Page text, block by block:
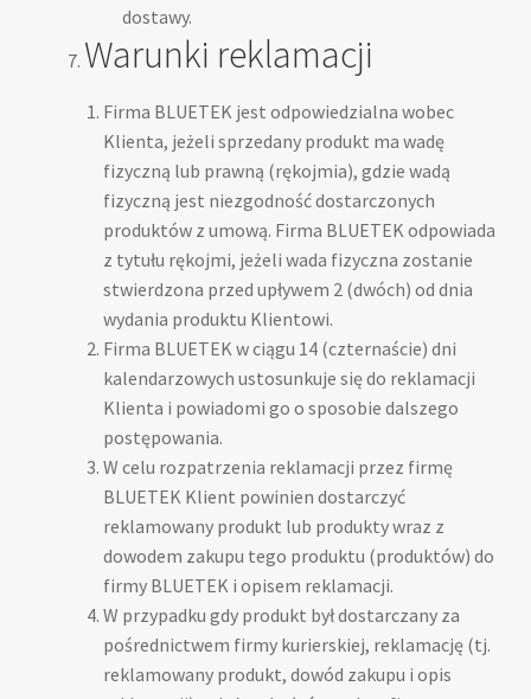
dostawy.
Warunki reklamacji
Firma BLUETEK jest odpowiedzialna wobec
Klienta, jeżeli sprzedany produkt ma wadę
fizyczną lub prawną (rękojmia), gdzie wadą
fizyczną jest niezgodność dostarczonych
produktów z umową. Firma BLUETEK odpowiada
z tytułu rękojmi, jeżeli wada fizyczna zostanie
stwierdzona przed upływem 2 (dwóch) od dnia
wydania produktu Klientowi.
Firma BLUETEK w ciągu 14 (czternaście) dni
kalendarzowych ustosunkuje się do reklamacji
Klienta i powiadomi go o sposobie dalszego
postępowania.
W celu rozpatrzenia reklamacji przez firmę
BLUETEK Klient powinien dostarczyć
reklamowany produkt lub produkty wraz z
dowodem zakupu tego produktu (produktów) do
firmy BLUETEK i opisem reklamacji.
W przypadku gdy produkt był dostarczany za
pośrednictwem firmy kurierskiej, reklamację (tj.
reklamowany produkt, dowód zakupu i opis